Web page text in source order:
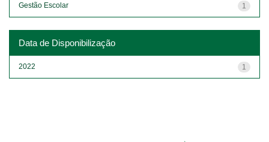
1
Gestão Escolar
Data de Disponibilização
1
2022